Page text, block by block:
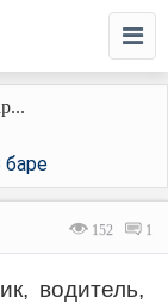
баре
152 1
водитель,